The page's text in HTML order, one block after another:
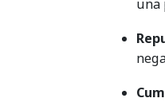
una